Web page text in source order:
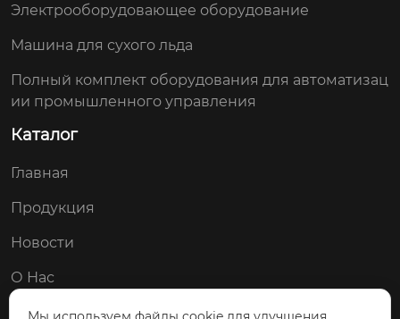
Электрооборудовающее оборудование
Машина для сухого льда
Полный комплект оборудования для автоматизац
ии промышленного управления
Каталог
Главная
Продукция
Новости
О Нас
Контакты